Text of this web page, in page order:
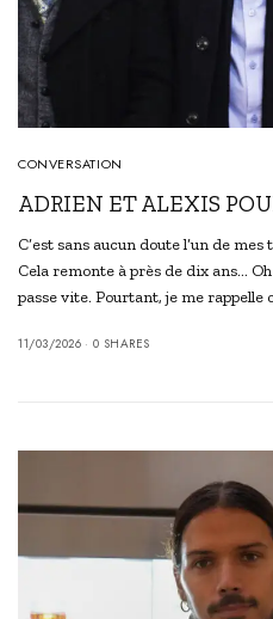
CONVERSATION
ADRIEN ET ALEXIS
C’est sans aucun doute l’un de
Cela remonte à près de dix ans…
passe vite. Pourtant, je me rappelle
11/03/2026 0 SHARES